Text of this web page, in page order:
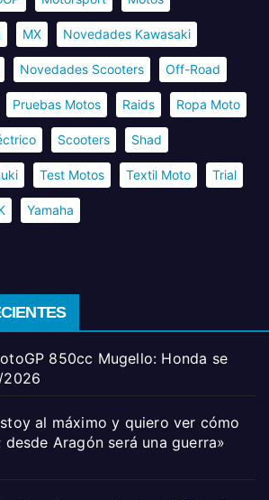
MX Novedades Kawasaki
Novedades Scooters Off-Road
Pruebas Motos Raids Ropa Moto
Scooters Shad
Test Motos Textil Moto Trial
Yamaha
850cc Mugello: Honda se
al máximo y quiero ver cómo
Aragón será una guerra»